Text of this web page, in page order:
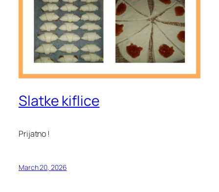
Slatke kiflice
Prijatno !
March 20, 2026